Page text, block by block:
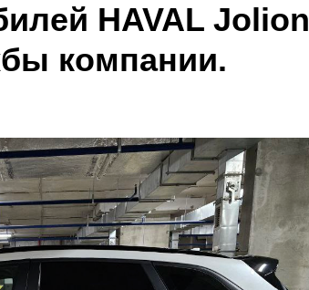
HAVAL Jolion
компании.